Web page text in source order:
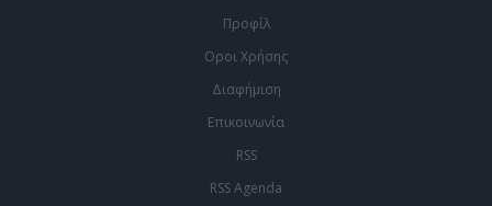
Προφίλ
Οροι Χρήσης
Διαφήμιση
Επικοινωνία
RSS
RSS Agenda